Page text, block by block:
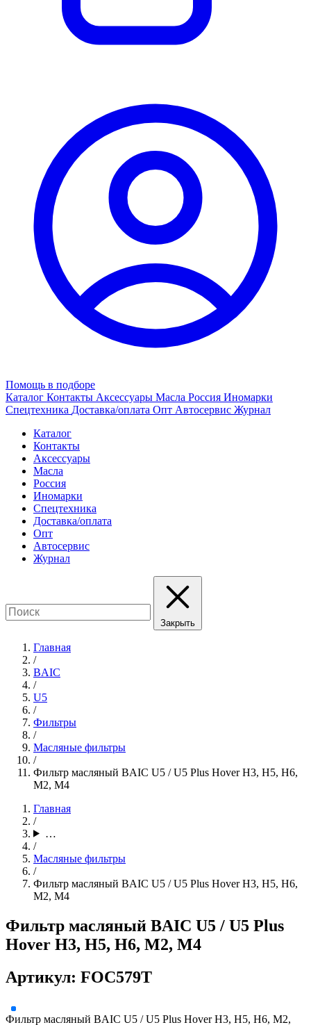
Помощь в подборе
Каталог Контакты Аксессуары Масла Россия Иномарки
Спецтехника Доставка/оплата Опт Автосервис Журнал
Каталог
Контакты
Аксессуары
Масла
Россия
Иномарки
Спецтехника
Доставка/оплата
Опт
Автосервис
Журнал
Закрыть
Главная
/
BAIC
/
U5
/
Фильтры
/
Масляные фильтры
/
Фильтр масляный BAIC U5 / U5 Plus Hover H3, H5, H6,
M2, M4
Главная
/
…
/
Масляные фильтры
/
Фильтр масляный BAIC U5 / U5 Plus Hover H3, H5, H6,
M2, M4
Фильтр масляный BAIC U5 / U5 Plus
Hover H3, H5, H6, M2, M4
Артикул: FOC579T
Фильтр масляный BAIC U5 / U5 Plus Hover H3, H5, H6, M2,